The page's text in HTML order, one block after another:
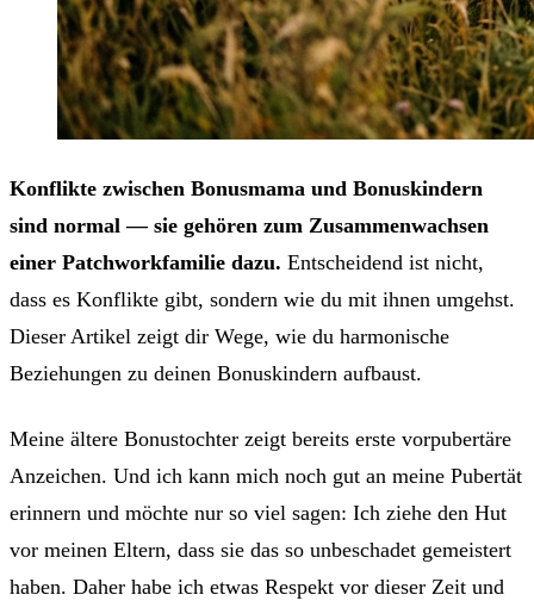
Konflikte zwischen Bonusmama und Bonuskindern
sind normal — sie gehören zum Zusammenwachsen
einer Patchworkfamilie dazu. Entscheidend ist nicht,
dass es Konflikte gibt, sondern wie du mit ihnen umgehst.
Dieser Artikel zeigt dir Wege, wie du harmonische
Beziehungen zu deinen Bonuskindern aufbaust.
Meine ältere Bonustochter zeigt bereits erste vorpubertäre
Anzeichen. Und ich kann mich noch gut an meine Pubertät
erinnern und möchte nur so viel sagen: Ich ziehe den Hut
vor meinen Eltern, dass sie das so unbeschadet gemeistert
haben. Daher habe ich etwas Respekt vor dieser Zeit und